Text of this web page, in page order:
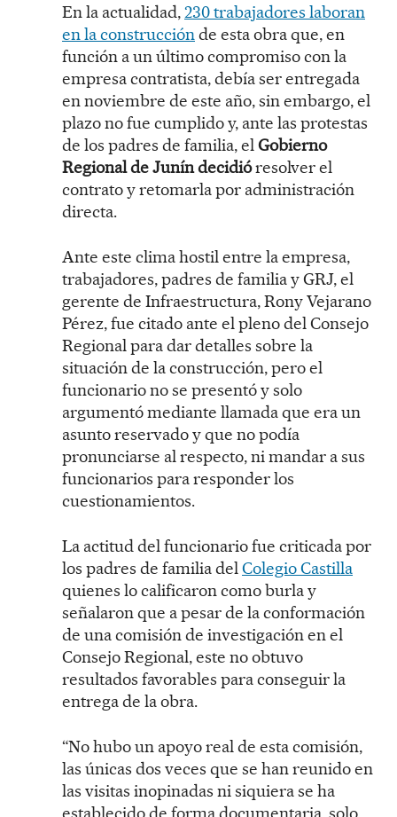
En la actualidad,230 trabajadores laboran
en la construcciónde esta obra que, en
función a un último compromiso con la
empresa contratista, debía ser entregada
en noviembre de este año, sin embargo, el
plazo no fue cumplido y, ante las protestas
de los padres de familia, elGobierno
Regional de Junín decidióresolver el
contrato y retomarla por administración
directa.
Ante este clima hostil entre la empresa,
trabajadores, padres de familia y GRJ, el
gerente de Infraestructura, Rony Vejarano
Pérez, fue citado ante el pleno del Consejo
Regional para dar detalles sobre la
situación de la construcción, pero el
funcionario no se presentó y solo
argumentó mediante llamada que era un
asunto reservado y que no podía
pronunciarse al respecto, ni mandar a sus
funcionarios para responder los
cuestionamientos.
La actitud del funcionario fue criticada por
los padres de familia delColegio Castilla
quienes lo calificaron como burla y
señalaron que a pesar de la conformación
de una comisión de investigación en el
Consejo Regional, este no obtuvo
resultados favorables para conseguir la
entrega de la obra.
“No hubo un apoyo real de esta comisión,
las únicas dos veces que se han reunido en
las visitas inopinadas ni siquiera se ha